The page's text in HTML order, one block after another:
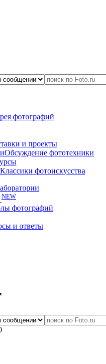
фотографий
и проекты
Обсуждение фототехники
Классики фотоискусства
NEW
фотографий
и ответы